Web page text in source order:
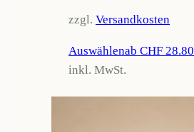
zzgl. Versandkosten
Auswählenab CHF 28.80
inkl. MwSt.